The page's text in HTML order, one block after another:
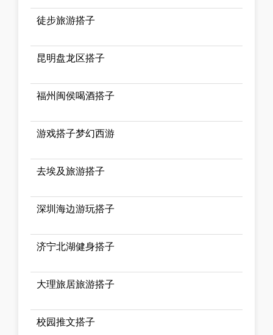
徒步旅游搭子
昆明盘龙区搭子
福州闽侯喝酒搭子
游戏搭子梦幻西游
去埃及旅游搭子
深圳海边游玩搭子
济宁北湖健身搭子
大理旅居旅游搭子
校园推文搭子